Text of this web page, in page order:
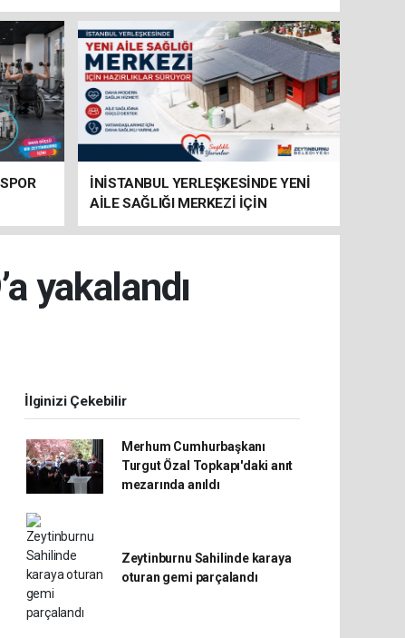
İNİSTANBUL YERLEŞKESİNDE YENİ
AİLE SAĞLIĞI MERKEZİ İÇİN
HAZIRLIKLAR SÜRÜYOR
yakalandı
İlginizi Çekebilir
Merhum Cumhurbaşkanı
Turgut Özal Topkapı'daki anıt
mezarında anıldı
Zeytinburnu Sahilinde karaya
oturan gemi parçalandı